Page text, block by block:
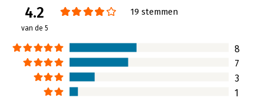
4.2
van de 5
19 stemmen
8
7
3
1